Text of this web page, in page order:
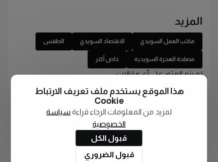
المزيد
مكتب العمل السويدي الاقتصاد السويدي الطقس
مصلحة الهجرة السويدية خاص أكتر
لم يتم العثور على أي مقالات
هذا الموقع يستخدم ملف تعريف الارتباط
Cookie
لمزيد من المعلومات الرجاء قراءة سياسة
الخصوصية
قبول الكل
قبول الضروري